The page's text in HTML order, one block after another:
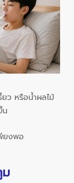
ยว หรือน้ำผลไม้
น
ยงพอ
ม